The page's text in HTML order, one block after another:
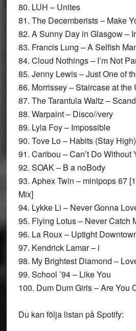
80. LUH – Unites
81. The Decemberists – Make
82. A Sunny Day in Glasgow –
83. Francis Lung – A Selfish
84. Cloud Nothings – I’m Not
85. Jenny Lewis – Just One of
86. Morrissey – Staircase at the
87. The Tarantula Waltz –
88. Warpaint – Disco//very
89. Lyla Foy – Impossible
90. Tove Lo – Habits (Stay High)
91. Caribou – Can’t Do Without
92. SOAK – B a noBody
93. Aphex Twin – minipops 67
Mix]
94. Lykke Li – Never Gonna
95. Flying Lotus – Never Catch
96. La Roux – Uptight
97. Kendrick Lamar – i
98. My Brightest Diamond –
99. School ’94 – Like You
100. Dum Dum Girls – Are You
Du kan följa listan på Spotify: